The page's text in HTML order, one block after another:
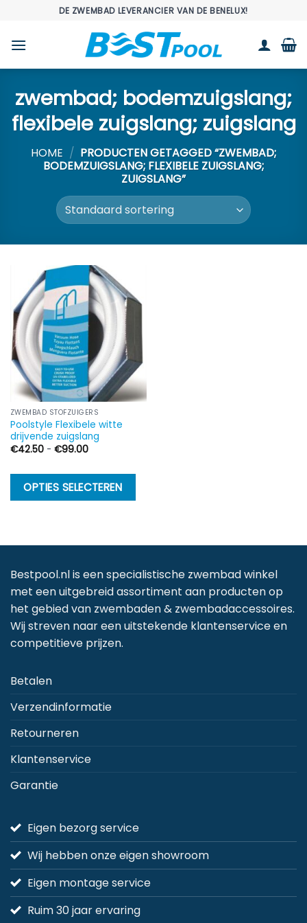
inhoud
DE ZWEMBAD LEVERANCIER VAN DE BENELUX!
zwembad; bodemzuigslang;
flexibele zuigslang; zuigslang
HOME / PRODUCTEN GETAGGED “ZWEMBAD;
BODEMZUIGSLANG; FLEXIBELE ZUIGSLANG;
ZUIGSLANG”
ZWEMBAD STOFZUIGERS
Poolstyle Flexibele witte
drijvende zuigslang
€42.50 - €99.00Prijsklasse:
€99.00
OPTIES SELECTEREN
variaties.
Deze
optie
kan
gekozen
Bestpool.nl is een specialistische zwembad winkel
met een uitgebreid assortiment aan producten op
het gebied van zwembaden & zwembadaccessoires.
Wij streven naar een uitstekende klantenservice en
competitieve prijzen.
Betalen
Verzendinformatie
Retourneren
Klantenservice
Garantie
Eigen bezorg service
Wij hebben onze eigen showroom
Eigen montage service
Ruim 30 jaar ervaring